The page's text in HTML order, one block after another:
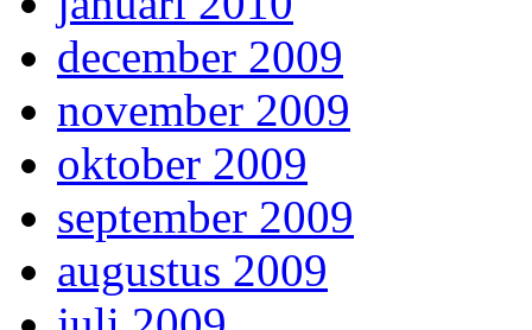
december 2009
november 2009
oktober 2009
september 2009
augustus 2009